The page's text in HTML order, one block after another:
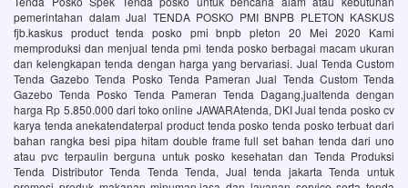
pemerintahan dalam Jual TENDA POSKO PMI BNPB PLETON KASKUS
fjb.kaskus product tenda posko pmi bnpb pleton 20 Mei 2020 Kami
memproduksi dan menjual tenda pmi tenda posko berbagai macam ukuran
dan kelengkapan tenda dengan harga yang bervariasi. Jual Tenda Custom
Tenda Gazebo Tenda Posko Tenda Pameran Jual Tenda Custom Tenda
Gazebo Tenda Posko Tenda Pameran Tenda Dagang,jualtenda dengan
harga Rp 5.850.000 dari toko online JAWARAtenda, DKI Jual tenda posko cv
karya tenda anekatendaterpal product tenda posko tenda posko terbuat dari
bahan rangka besi pipa hitam double frame full set bahan tenda dari uno
atau pvc terpaulin berguna untuk posko kesehatan dan Tenda Produksi
Tenda Distributor Tenda Tenda Tenda, Jual tenda jakarta Tenda untuk